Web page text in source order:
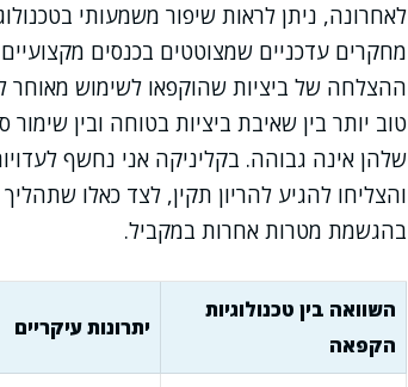
לאחרונה, ניתן לראות שיפור משמעותי
מחקרים עדכניים שמצוטטים בכנסים
ההצלחה של ביציות שהוקפאו לשימוש מאוחר
טוב יותר בין שאיבת ביציות בטוחה ובין
שלהן אינה גבוהה. בקליניקה אני נחשף
והצליחו להגיע להריון תקין, לצד כאלו
בהגשמת מטרות אחרות במקביל.
השוואה בין טכנולוגיות
הקפאה
יתרונות עיקריים